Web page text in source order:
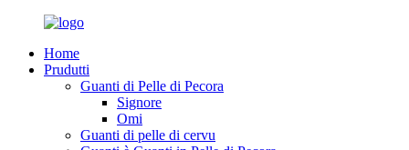
Home
Prudutti
Guanti di Pelle di Pecora
Signore
Omi
Guanti di pelle di cervu